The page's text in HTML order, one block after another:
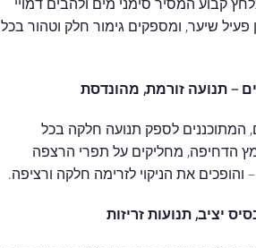
פעיל שיער, ומספקים גימור חלק וטהור בכל
–תנועה זורמת, מהונדסת
המתוכננים לספק תנועה חלקה בכל
הדחיפה, מחליקים על תפרי הרצפה
את הניקוי לזרימה חלקה ורציפה.
יציב, תנועות זריזות